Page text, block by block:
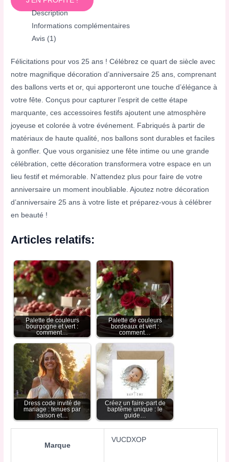
Description
Informations complémentaires
Avis (1)
Félicitations pour vos 25 ans ! Célébrez ce quart de siècle avec
notre magnifique décoration d’anniversaire 25 ans, comprenant
des ballons verts et or, qui apporteront une touche d’élégance à
votre fête. Conçus pour capturer l’esprit de cette étape
marquante, ces accessoires festifs ajoutent une atmosphère
joyeuse et colorée à votre événement. Fabriqués à partir de
matériaux de haute qualité, nos ballons sont durables et faciles
à gonfler. Que vous organisiez une fête intime ou une grande
célébration, cette décoration transformera votre espace en un
lieu festif et mémorable. N’attendez plus pour faire de votre
anniversaire un moment inoubliable. Ajoutez notre décoration
d’anniversaire 25 ans à votre liste et préparez-vous à célébrer
en beauté !
Articles relatifs:
Palette de couleurs
bourgogne et vert :
comment…
Palette de couleurs
bordeaux et vert :
comment…
Dress code invité de
mariage : tenues par
saison et…
Créez un faire-part de
baptême unique : le
guide…
Marque
VUCDXOP